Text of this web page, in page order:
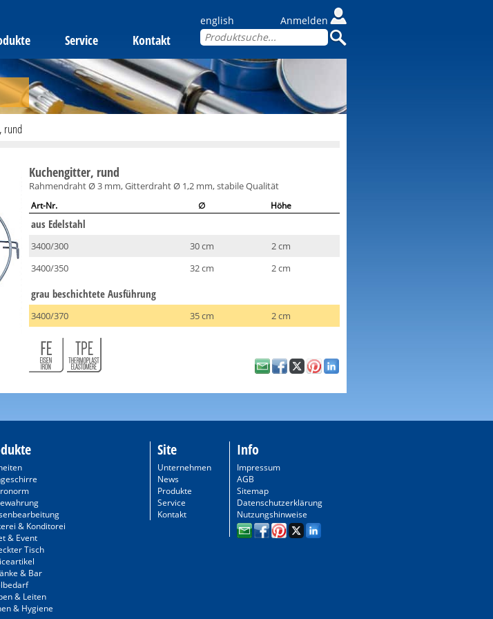
Service Kontakt
english Anmelden
rund
Kuchengitter, rund
Rahmendraht Ø 3 mm, Gitterdraht Ø 1,2 mm, stabile Qualität
Art-Nr. ∅ Höhe
aus Edelstahl
3400/300 30 cm
2 cm
3400/350
32 cm 2 cm
grau beschichtete Ausführung
3400/370 35 cm 2 cm
& Konditorei
& Event
Tisch
& Bar
& Leiten
& Hygiene
Site
Unternehmen
News
Produkte
Service
Kontakt
Info
Impressum
AGB
Sitemap
Datenschutzerklärung
Nutzungshinweise